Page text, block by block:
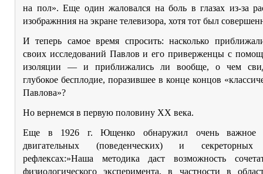
на пол». Еще один жаловался на боль в глазах из-за
изображнния на экране телевизора, хотя тот был
И теперь самое время спросить: насколько
своих исследований Павлов и его приверженцы с
изоляции — и приближались ли вообще, о чем
глубокое бесплодие, поразившее в конце концов
Павлова»?
Но вернемся в первую половину ХХ века.
Еще в 1926 г. Ющенко обнаружил очень важное
двигательных (поведенческих) и
рефлексах:»Наша методика даст возможность
физиологического эксперимента, в частности в